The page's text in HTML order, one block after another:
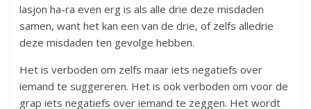
lasjon ha-ra even erg is als alle drie deze misdaden
samen, want het kan een van de drie, of zelfs alledrie
deze misdaden ten gevolge hebben.
Het is verboden om zelfs maar iets negatiefs over
iemand te suggereren. Het is ook verboden om voor de
grap iets negatiefs over iemand te zeggen. Het wordt